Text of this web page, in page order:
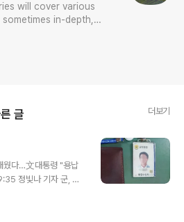
will cover various
in-depth,
common sense or
글 더보기
웠다…文대통령 "용납
정빛나 기자 군, 첩
사살…여야도 '격앙' 반